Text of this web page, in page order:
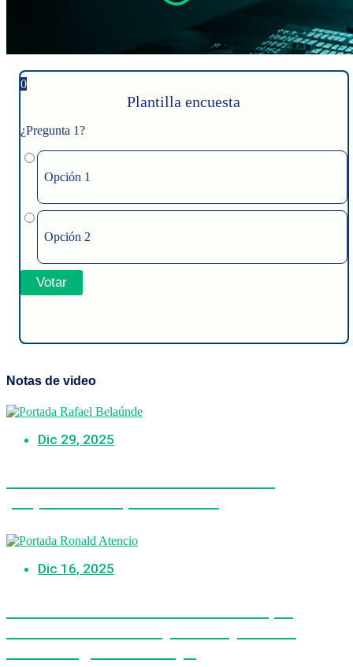
0
Plantilla encuesta
¿Pregunta 1?
Opción 1
Opción 2
Notas de video
Dic 29, 2025
Dic 16, 2025